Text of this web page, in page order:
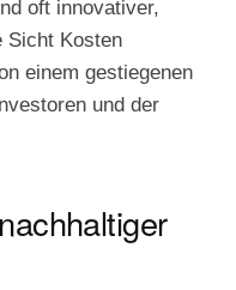
oft innovativer,
Sicht Kosten
einem gestiegenen
und der